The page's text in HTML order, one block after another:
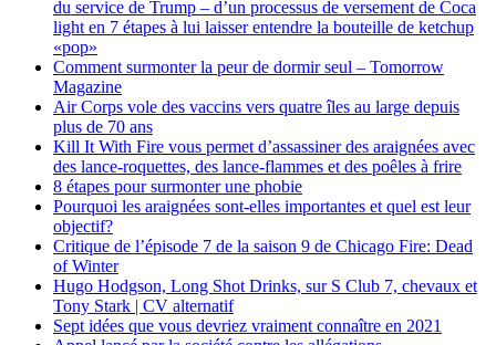
du service de Trump – d’un processus de versement de Coca
light en 7 étapes à lui laisser entendre la bouteille de ketchup
«pop»
Comment surmonter la peur de dormir seul – Tomorrow
Magazine
Air Corps vole des vaccins vers quatre îles au large depuis
plus de 70 ans
Kill It With Fire vous permet d’assassiner des araignées avec
des lance-roquettes, des lance-flammes et des poêles à frire
8 étapes pour surmonter une phobie
Pourquoi les araignées sont-elles importantes et quel est leur
objectif?
Critique de l’épisode 7 de la saison 9 de Chicago Fire: Dead
of Winter
Hugo Hodgson, Long Shot Drinks, sur S Club 7, chevaux et
Tony Stark | CV alternatif
Sept idées que vous devriez vraiment connaître en 2021